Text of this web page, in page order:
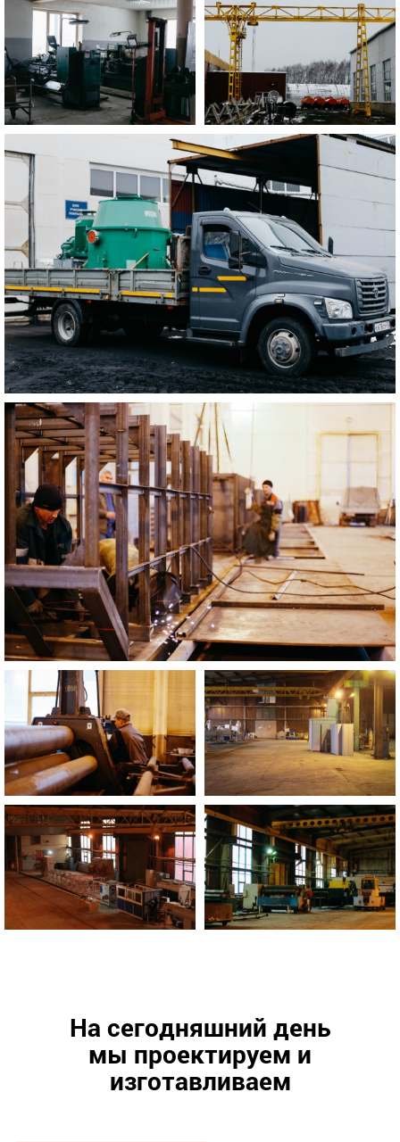
На сегодняшний день
мы проектируем и
изготавливаем